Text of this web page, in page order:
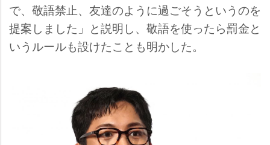
で、敬語禁止、友達のように過ごそうというのを
提案しました」と説明し、敬語を使ったら罰金と
いうルールも設けたことも明かした。